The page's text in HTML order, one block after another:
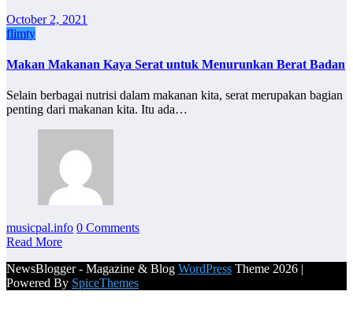
October 2, 2021
flimty
Makan Makanan Kaya Serat untuk Menurunkan Berat Badan
Selain berbagai nutrisi dalam makanan kita, serat merupakan bagian
penting dari makanan kita. Itu ada…
musicpal.info 0 Comments
Read More
NewsBlogger - Magazine & Blog WordPress Theme 2026 |
Powered By SpiceThemes